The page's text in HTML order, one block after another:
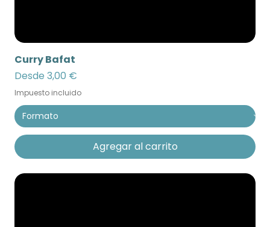
Curry Bafat
Desde 3,00 €
Precio de oferta
Impuesto incluido
Agregar al carrito